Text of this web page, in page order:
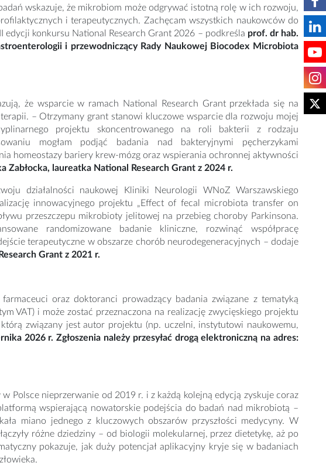
wskazuje, że mikrobiom może odgrywać istotną rolę w ich rozwoju,
i terapeutycznych. Zachęcam wszystkich naukowców do
konkursu National Research Grant 2026 – podkreśla prof. dr hab.
i przewodniczący Rady Naukowej Biocodex Microbiota
że wsparcie w ramach National Research Grant przekłada się na
– Otrzymany grant stanowi kluczowe wsparcie dla rozwoju mojej
projektu skoncentrowanego na roli bakterii z rodzaju
mogłam podjąć badania nad bakteryjnymi pęcherzykami
homeostazy bariery krew-mózg oraz wspierania ochronnej aktywności
Zabłocka, laureatka National Research Grant z 2024 r.
działalności naukowej Kliniki Neurologii WNoZ Warszawskiego
innowacyjnego projektu „Effect of fecal microbiota transfer on
przeszczepu mikrobioty jelitowej na przebieg choroby Parkinsona.
randomizowane badanie kliniczne, rozwinąć współpracę
terapeutyczne w obszarze chorób neurodegeneracyjnych – dodaje
Grant z 2021 r.
oraz doktoranci prowadzący badania związane z tematyką
VAT) i może zostać przeznaczona na realizację zwycięskiego projektu
związany jest autor projektu (np. uczelni, instytutowi naukowemu,
2026 r. Zgłoszenia należy przesyłać drogą elektroniczną na adres:
Polsce nieprzerwanie od 2019 r. i z każdą kolejną edycją zyskuje coraz
wspierającą nowatorskie podejścia do badań nad mikrobiotą –
miano jednego z kluczowych obszarów przyszłości medycyny. W
różne dziedziny – od biologii molekularnej, przez dietetykę, aż po
pokazuje, jak duży potencjał aplikacyjny kryje się w badaniach